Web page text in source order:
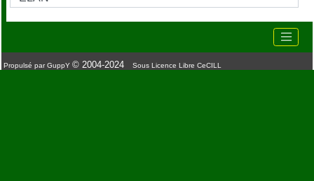
Propulsé par GuppY © 2004-2024 Sous Licence Libre CeCILL